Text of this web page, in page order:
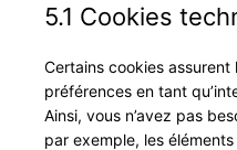
5.1 Cookies
Certains cookies
préférences en tant
Ainsi, vous n’avez pas
par exemple, les